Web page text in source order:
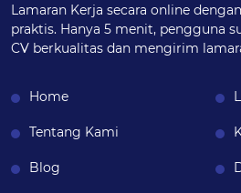
Lamaran Kerja secara online
praktis. Hanya 5 menit, pengguna
CV berkualitas dan mengirim
Home
Tentang Kami
Blog